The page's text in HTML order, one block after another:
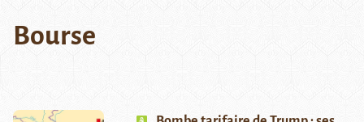
Bourse